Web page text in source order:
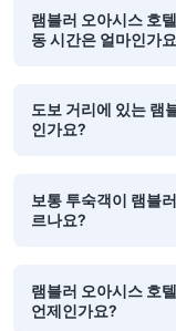
램블러 오아시스 호
동 시간은 얼마인가
도보 거리에 있는 램
인가요?
보통 투숙객이 램블
르나요?
램블러 오아시스 호
언제인가요?